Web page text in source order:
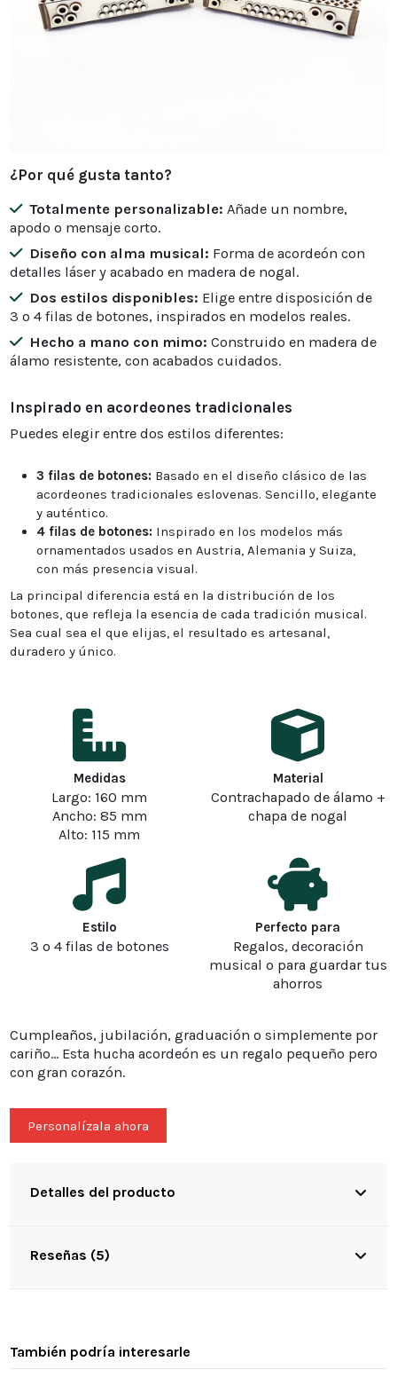
¿Por qué gusta tanto?
Totalmente personalizable: Añade un nombre,
apodo o mensaje corto.
Diseño con alma musical: Forma de acordeón con
detalles láser y acabado en madera de nogal.
Dos estilos disponibles: Elige entre disposición de
3 o 4 filas de botones, inspirados en modelos reales.
Hecho a mano con mimo: Construido en madera de
álamo resistente, con acabados cuidados.
Inspirado en acordeones tradicionales
Puedes elegir entre dos estilos diferentes:
3 filas de botones: Basado en el diseño clásico de las
acordeones tradicionales eslovenas. Sencillo, elegante
y auténtico.
4 filas de botones: Inspirado en los modelos más
ornamentados usados en Austria, Alemania y Suiza,
con más presencia visual.
La principal diferencia está en la distribución de los
botones, que refleja la esencia de cada tradición musical.
Sea cual sea el que elijas, el resultado es artesanal,
duradero y único.
Medidas
Largo: 160 mm
Ancho: 85 mm
Alto: 115 mm
Material
Contrachapado de álamo +
chapa de nogal
Estilo
3 o 4 filas de botones
Perfecto para
Regalos, decoración
musical o para guardar tus
ahorros
Cumpleaños, jubilación, graduación o simplemente por
cariño... Esta hucha acordeón es un regalo pequeño pero
con gran corazón.
Personalízala ahora
Detalles del producto
Reseñas (5)
También podría interesarle